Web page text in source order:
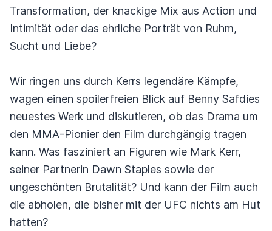
Transformation, der knackige Mix aus Action und
Intimität oder das ehrliche Porträt von Ruhm,
Sucht und Liebe?
Wir ringen uns durch Kerrs legendäre Kämpfe,
wagen einen spoilerfreien Blick auf Benny Safdies
neuestes Werk und diskutieren, ob das Drama um
den MMA-Pionier den Film durchgängig tragen
kann. Was fasziniert an Figuren wie Mark Kerr,
seiner Partnerin Dawn Staples sowie der
ungeschönten Brutalität? Und kann der Film auch
die abholen, die bisher mit der UFC nichts am Hut
hatten?